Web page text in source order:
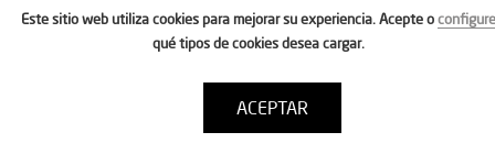
MICIU/AEI/10.13039/501100011033
Política de cookies
Condiciones de uso
Este sitio web utiliza cookies para mejorar su experiencia. Acepte oconfigure
qué tipos de cookies desea cargar.
ACEPTAR